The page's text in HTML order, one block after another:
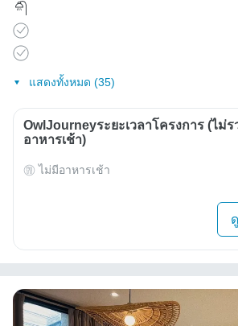
แสดงทั้งหมด (35)
OwlJourneyระยะเวลาโครงการ (ไม่ร
อาหารเช้า)
ไม่มีอาหารเช้า